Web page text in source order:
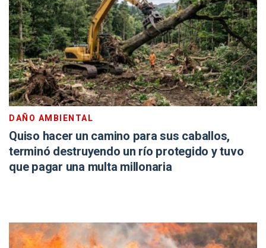
DAÑO AMBIENTAL
Quiso hacer un camino para sus caballos,
terminó destruyendo un río protegido y tuvo
que pagar una multa millonaria